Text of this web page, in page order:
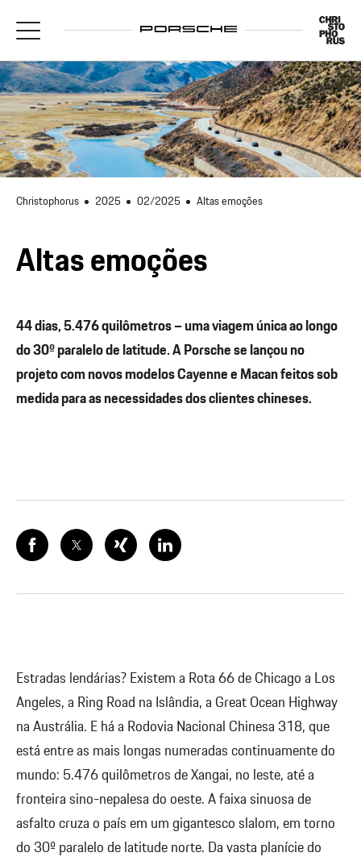
Christophorus 2025 02/2025 Altas emoções
Altas emoções
44 dias, 5.476 quilômetros – uma viagem única ao longo
do 30º paralelo de latitude. A Porsche se lançou no
projeto com novos modelos Cayenne e Macan feitos sob
medida para as necessidades dos clientes chineses.
Estradas lendárias? Existem a Rota 66 de Chicago a Los
Angeles, a Ring Road na Islândia, a Great Ocean Highway
na Austrália. E há a Rodovia Nacional Chinesa 318, que
está entre as mais longas numeradas continuamente do
mundo: 5.476 quilômetros de Xangai, no leste, até a
fronteira sino-nepalesa do oeste. A faixa sinuosa de
asfalto cruza o país em um gigantesco slalom, em torno
do 30º paralelo de latitude norte. Da vasta planície do